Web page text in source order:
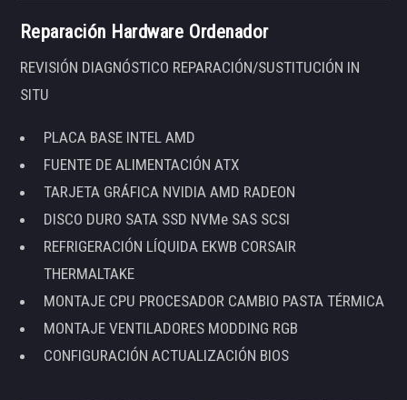
Reparación Hardware Ordenador
REVISIÓN DIAGNÓSTICO REPARACIÓN/SUSTITUCIÓN IN
SITU
PLACA BASE INTEL AMD
FUENTE DE ALIMENTACIÓN ATX
TARJETA GRÁFICA NVIDIA AMD RADEON
DISCO DURO SATA SSD NVMe SAS SCSI
REFRIGERACIÓN LÍQUIDA EKWB CORSAIR
THERMALTAKE
MONTAJE CPU PROCESADOR CAMBIO PASTA TÉRMICA
MONTAJE VENTILADORES MODDING RGB
CONFIGURACIÓN ACTUALIZACIÓN BIOS